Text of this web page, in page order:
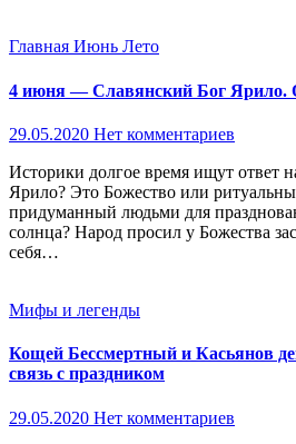
Главная Июнь Лето
4 июня — Славянский Бог Ярило.
29.05.2020 Нет комментариев
Историки долгое время ищут ответ
Ярило? Это Божество или
придуманный людьми для
солнца? Народ просил у Божества
себя…
Мифы и легенды
Кощей Бессмертный и Касьянов
связь с праздником
29.05.2020 Нет комментариев